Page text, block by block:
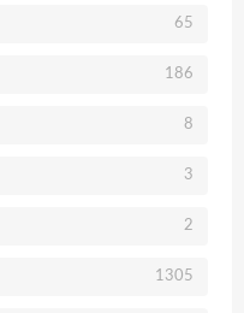
65
186
8
3
2
1305